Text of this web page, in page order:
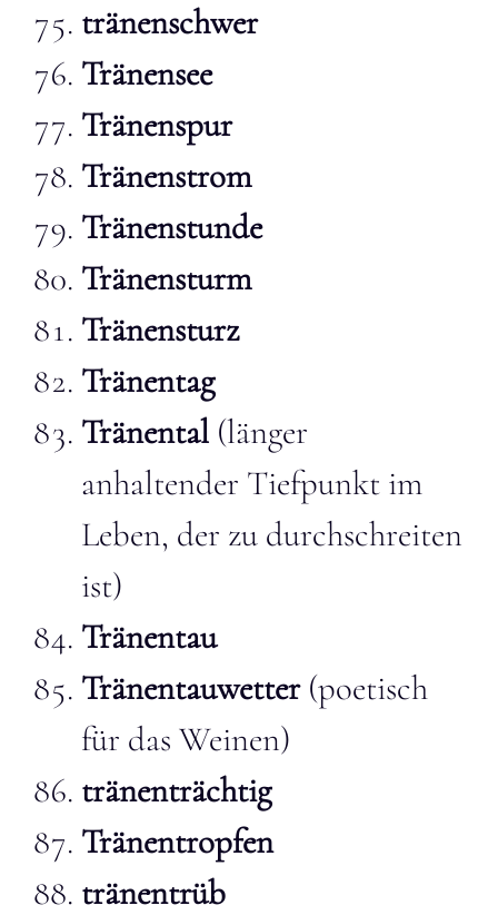
tränenschwer
Tränensee
Tränenspur
Tränenstrom
Tränenstunde
Tränensturm
Tränensturz
Tränentag
Tränental (länger
anhaltender Tiefpunkt im
Leben, der zu durchschreiten
ist)
Tränentau
Tränentauwetter(poetisch
für das Weinen)
tränenträchtig
Tränentropfen
tränentrüb